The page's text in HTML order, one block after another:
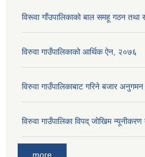
विरूवा गाँउपालिकाको बाल समहू गठन
विरुवा गाउँपालिकाको आर्थिक ऐन, २०७६
विरुवा गाउँपालिकाबाट गरिने बजार
विरुवा गाउँपालिका विपद् जोखिम
more